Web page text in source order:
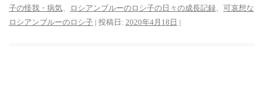
子の怪我・病気、 ロシアンブルーのロシ子の日々の成長記録、 可哀想な
ロシアンブルーのロシ子 | 投稿日: 2020年4月18日 |